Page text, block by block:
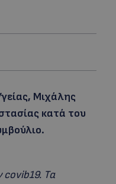
Μιχάλης
κατά του
covib19. Τα